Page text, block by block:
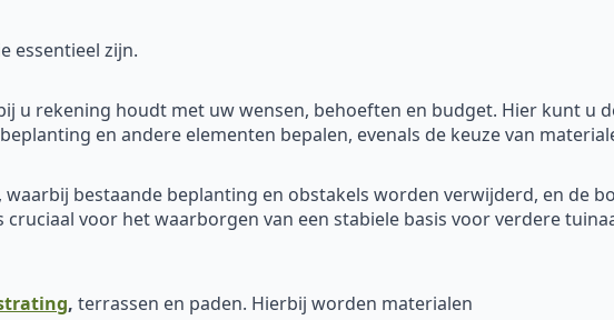
essentieel zijn.
u rekening houdt met uw wensen, behoeften en budget. Hier kunt u
en andere elementen bepalen, evenals de keuze van
, waarbij bestaande beplanting en obstakels worden verwijderd, en de
voor het waarborgen van een stabiele basis voor verdere
, terrassen en paden. Hierbij worden materialen